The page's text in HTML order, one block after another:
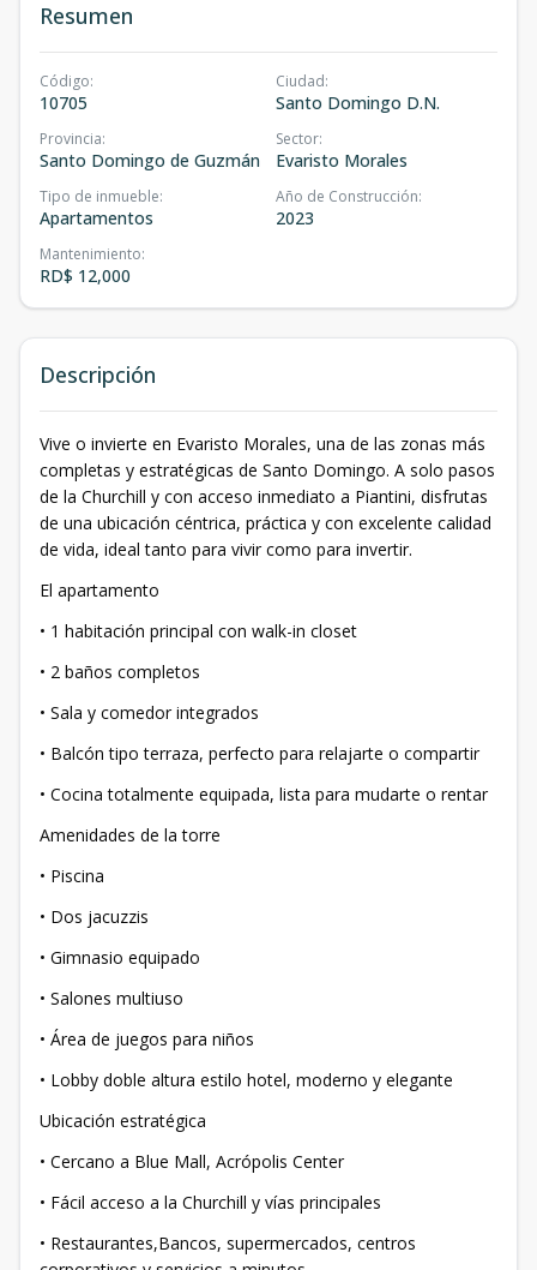
Resumen
Código:
10705
Ciudad:
Santo Domingo D.N.
Provincia:
Santo Domingo de Guzmán
Sector:
Evaristo Morales
Tipo de inmueble:
Apartamentos
Año de Construcción:
2023
Mantenimiento:
RD$ 12,000
Descripción
Vive o invierte en Evaristo Morales, una de las zonas más
completas y estratégicas de Santo Domingo. A solo pasos
de la Churchill y con acceso inmediato a Piantini, disfrutas
de una ubicación céntrica, práctica y con excelente calidad
de vida, ideal tanto para vivir como para invertir.
El apartamento
• 1 habitación principal con walk-in closet
• 2 baños completos
• Sala y comedor integrados
• Balcón tipo terraza, perfecto para relajarte o compartir
• Cocina totalmente equipada, lista para mudarte o rentar
Amenidades de la torre
• Piscina
• Dos jacuzzis
• Gimnasio equipado
• Salones multiuso
• Área de juegos para niños
• Lobby doble altura estilo hotel, moderno y elegante
Ubicación estratégica
• Cercano a Blue Mall, Acrópolis Center
• Fácil acceso a la Churchill y vías principales
• Restaurantes,Bancos, supermercados, centros